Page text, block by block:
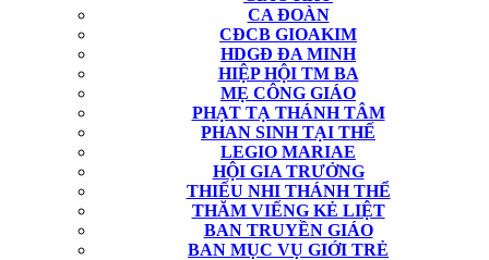
CA ĐOÀN
CĐCB GIOAKIM
HDGĐ ĐA MINH
HIỆP HỘI TM BA
MẸ CÔNG GIÁO
PHẠT TẠ THÁNH TÂM
PHAN SINH TẠI THẾ
LEGIO MARIAE
HỘI GIA TRƯỞNG
THIẾU NHI THÁNH THỂ
THĂM VIẾNG KẺ LIỆT
BAN TRUYỀN GIÁO
BAN MỤC VỤ GIỚI TRẺ